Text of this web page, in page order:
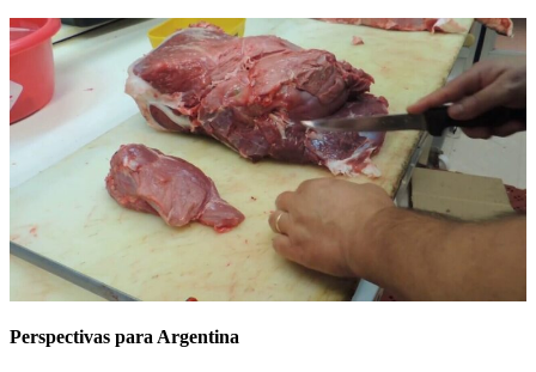
Perspectivas para Argentina